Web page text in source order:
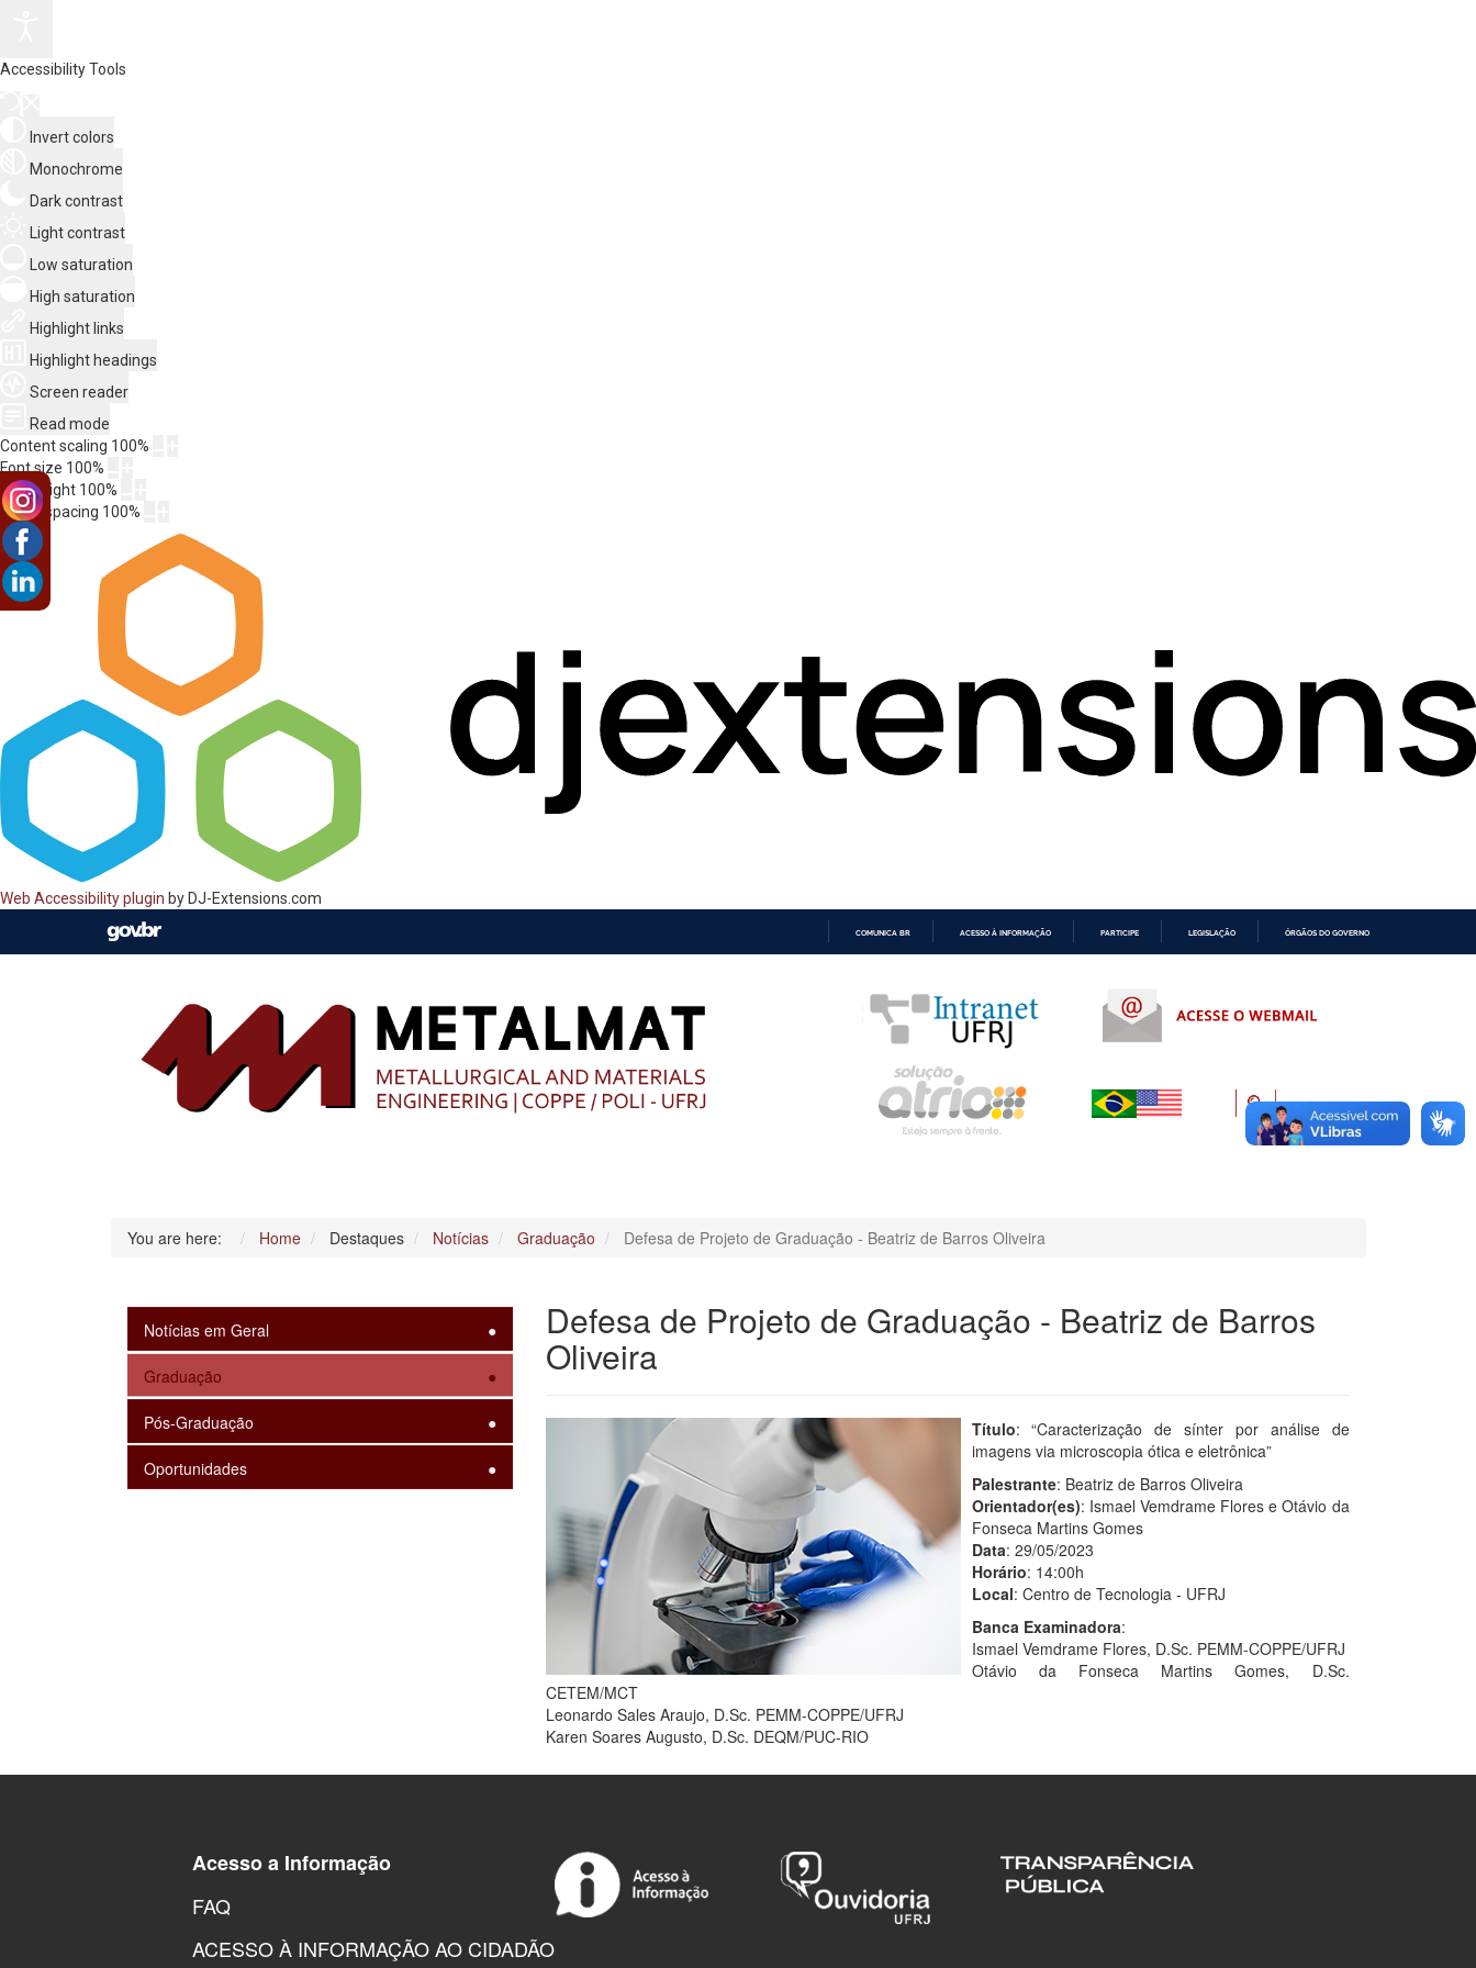
Accessibility Tools
Invert colors
Monochrome
Dark contrast
Light contrast
Low saturation
High saturation
Highlight links
Highlight headings
Screen reader
Read mode
Content scaling 100%
Font size 100%
Line height 100%
Letter spacing 100%
Web Accessibility plugin by DJ-Extensions.com
COMUNICA BR ACESSO À INFORMAÇÃO PARTICIPE LEGISLAÇÃO ÓRGÃOS DO GOVERNO
You are here: Home Destaques Notícias Graduação Defesa de Projeto de Graduação - Beatriz de Barros Oliveira
Notícias em Geral
Graduação
Pós-Graduação
Oportunidades
Defesa de Projeto de Graduação - Beatriz de Barros
Oliveira
Título: “Caracterização de sínter por análise de
imagens via microscopia ótica e eletrônica”
Palestrante: Beatriz de Barros Oliveira
Orientador(es): Ismael Vemdrame Flores e Otávio da
Fonseca Martins Gomes
Data: 29/05/2023
Horário: 14:00h
Local: Centro de Tecnologia - UFRJ
Banca Examinadora:
Ismael Vemdrame Flores, D.Sc. PEMM-COPPE/UFRJ
Otávio da Fonseca Martins Gomes, D.Sc.
CETEM/MCT
Leonardo Sales Araujo, D.Sc. PEMM-COPPE/UFRJ
Karen Soares Augusto, D.Sc. DEQM/PUC-RIO
Acesso a Informação
FAQ
ACESSO À INFORMAÇÃO AO CIDADÃO